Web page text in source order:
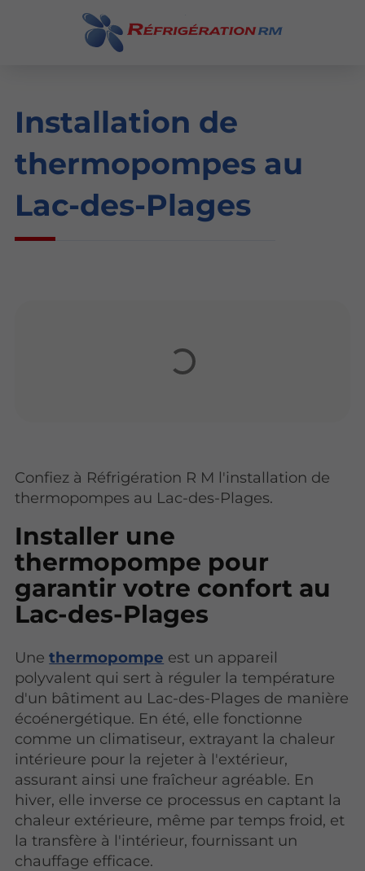
Installation de
thermopompes au
Lac-des-Plages
Confiez à Réfrigération R M l'installation de
thermopompes au Lac-des-Plages.
Installer une
thermopompe pour
garantir votre confort au
Lac-des-Plages
Unethermopompe est un appareil
polyvalent qui sert à réguler la température
d'un bâtiment au Lac-des-Plages de manière
écoénergétique. En été, elle fonctionne
comme un climatiseur, extrayant la chaleur
intérieure pour la rejeter à l'extérieur,
assurant ainsi une fraîcheur agréable. En
hiver, elle inverse ce processus en captant la
chaleur extérieure, même par temps froid, et
la transfère à l'intérieur, fournissant un
chauffage efficace.